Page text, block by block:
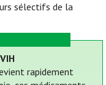
sélectifs de la
rapidement